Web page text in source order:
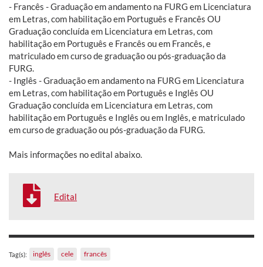
- Francês - Graduação em andamento na FURG em Licenciatura
em Letras, com habilitação em Português e Francês OU
Graduação concluída em Licenciatura em Letras, com
habilitação em Português e Francês ou em Francês, e
matriculado em curso de graduação ou pós-graduação da
FURG.
- Inglês - Graduação em andamento na FURG em Licenciatura
em Letras, com habilitação em Português e Inglês OU
Graduação concluída em Licenciatura em Letras, com
habilitação em Português e Inglês ou em Inglês, e matriculado
em curso de graduação ou pós-graduação da FURG.
Mais informações no edital abaixo.
Edital
Tag(s): inglês cele francês